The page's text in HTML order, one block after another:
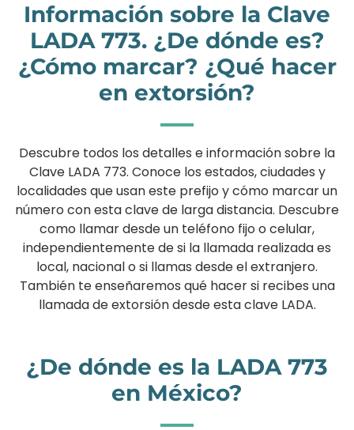
Información sobre la Clave
LADA 773. ¿De dónde es?
¿Cómo marcar? ¿Qué hacer
en extorsión?
Descubre todos los detalles e información sobre la
Clave LADA 773. Conoce los estados, ciudades y
localidades que usan este prefijo y cómo marcar un
número con esta clave de larga distancia. Descubre
como llamar desde un teléfono fijo o celular,
independientemente de si la llamada realizada es
local, nacional o si llamas desde el extranjero.
También te enseñaremos qué hacer si recibes una
llamada de extorsión desde esta clave LADA.
¿De dónde es la LADA 773
en México?